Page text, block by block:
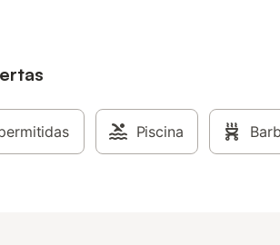
No está permitido
Se
de ahorro de
Piscina